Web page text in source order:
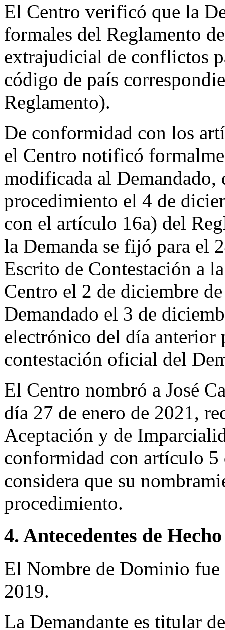
El Centro verificó que la
formales del Reglamento
extrajudicial de conflictos
código de país
Reglamento).
De conformidad con los
el Centro notificó
modificada al Demandado,
procedimiento el 4 de
con el artículo 16a) del
la Demanda se fijó para el
Escrito de Contestación a
Centro el 2 de diciembre
Demandado el 3 de
electrónico del día anterior
contestación oficial del
El Centro nombró a José
día 27 de enero de 2021,
Aceptación y de
conformidad con artículo
considera que su
procedimiento.
4. Antecedentes de Hecho
El Nombre de Dominio
2019.
La Demandante es titular